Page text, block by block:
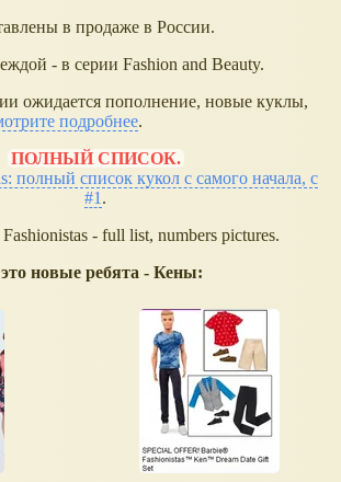
в продаже в России.
- в серии Fashion and Beauty.
ожидается пополнение, новые куклы,
подробнее.
ПОЛНЫЙ СПИСОК.
полный список кукол с самого начала, с
#1 .
- full list, numbers pictures.
новые ребята - Кены: